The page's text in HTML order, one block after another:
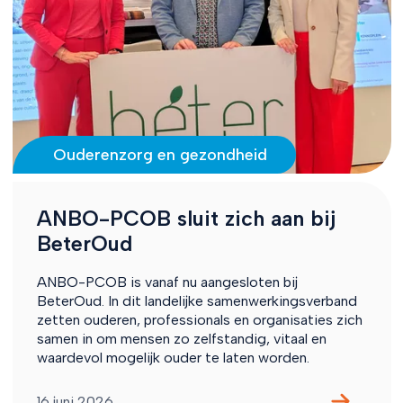
Ouderenzorg en gezondheid
ANBO-PCOB sluit zich aan bij
BeterOud
ANBO-PCOB is vanaf nu aangesloten bij
BeterOud. In dit landelijke samenwerkingsverband
zetten ouderen, professionals en organisaties zich
samen in om mensen zo zelfstandig, vitaal en
waardevol mogelijk ouder te laten worden.